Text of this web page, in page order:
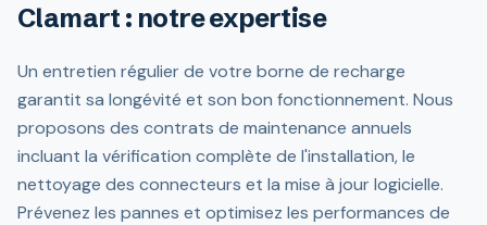
Clamart : notre expertise
Un entretien régulier de votre borne de recharge
garantit sa longévité et son bon fonctionnement. Nous
proposons des contrats de maintenance annuels
incluant la vérification complète de l'installation, le
nettoyage des connecteurs et la mise à jour logicielle.
Prévenez les pannes et optimisez les performances de